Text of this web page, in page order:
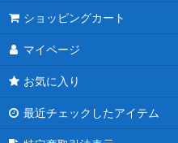
ショッピングカート
マイページ
お気に入り
最近チェックしたアイテム